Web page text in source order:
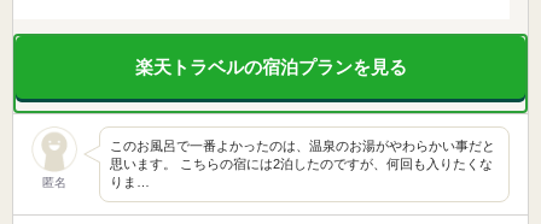
楽天トラベルの宿泊プランを見る
匿名
このお風呂で一番よかったのは、温泉のお湯がやわらかい事だと
思います。 こちらの宿には2泊したのですが、何回も入りたくな
りま…